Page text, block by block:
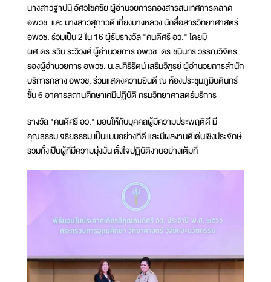
นางสาวฐาปนี อัศวโชคชัย ผู้อำนวยการกองสารสนเทศการตลาด
อพวช. และ นางสาวสุภาวดี เที่ยงบางหลวง นักสื่อสารวิทยาศาสตร์
อพวช. ร่วมเป็น 2 ใน 16 ผู้รับรางวัล "คนดีศรี อว." โดยมี
ผศ.ดร.รวิน ระวิวงศ์ ผู้อำนวยการ อพวช. ดร.ชนินทร วรรณวิจิตร
รองผู้อำนวยการ อพวช. น.ส.ศิริรัตน์ เสริมวิฑูรย์ ผู้อำนวยการสำนัก
บริการกลาง อพวช. ร่วมแสดงความยินดี ณ ห้องประชุมภูมิบดินทร์
ชั้น 6 อาคารสถานศึกษาเคมีปฏิบัติ กรมวิทยาศาสตร์บริการ
รางวัล "คนดีศรี อว." มอบให้กับบุคคลผู้มีความประพฤติดี มี
คุณธรรม จริยธรรม เป็นแบบอย่างที่ดี และมีผลงานดีเด่นเชิงประจักษ์
รวมทั้งเป็นผู้ที่มีความมุ่งมั่น ตั้งใจปฏิบัติงานอย่างเต็มที่